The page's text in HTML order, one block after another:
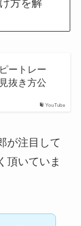
方を解
YouTube
ートレー
抜き方公
が注目して
頂いていま